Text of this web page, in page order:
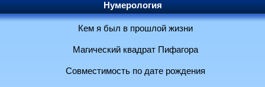
Нумерология
Кем я был в прошлой жизни
Магический квадрат Пифагора
Совместимость по дате рождения